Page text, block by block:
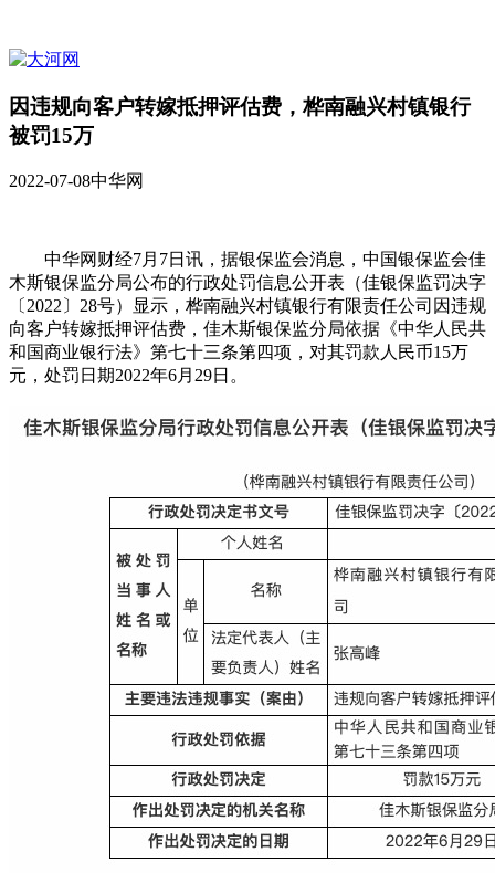
因违规向客户转嫁抵押评估费，桦南融兴村镇银行
被罚15万
2022-07-08中华网
中华网财经7月7日讯，据银保监会消息，中国银保监会佳
木斯银保监分局公布的行政处罚信息公开表（佳银保监罚决字
〔2022〕28号）显示，桦南融兴村镇银行有限责任公司因违规
向客户转嫁抵押评估费，佳木斯银保监分局依据《中华人民共
和国商业银行法》第七十三条第四项，对其罚款人民币15万
元，处罚日期2022年6月29日。